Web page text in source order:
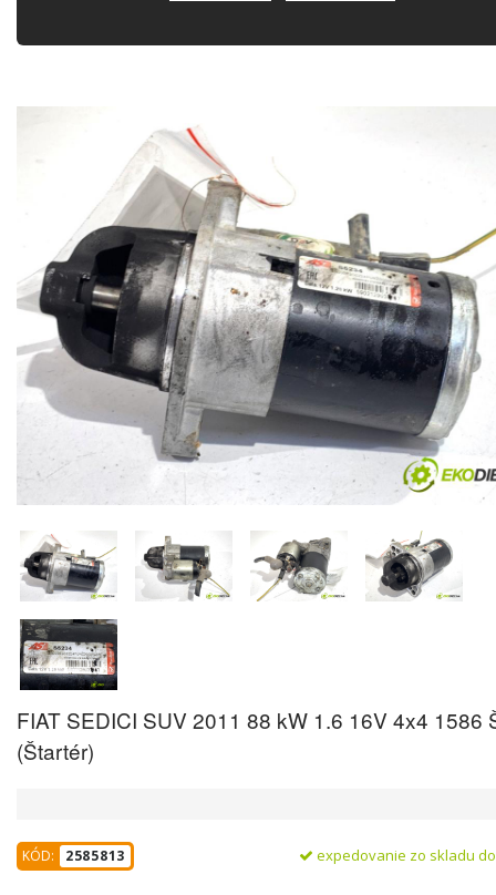
FIAT SEDICI SUV 2011 88 kW 1.6 16V 4x4 1586
(Štartér)
KÓD: 2585813 expedovanie zo skladu